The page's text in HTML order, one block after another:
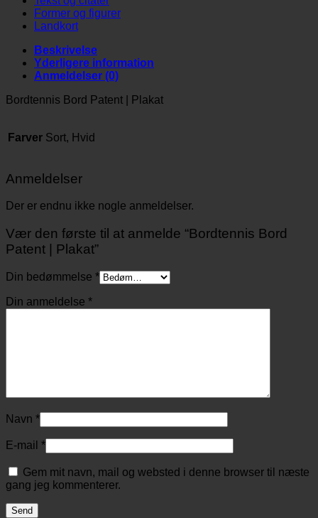
Former og figurer
Landkort
Beskrivelse
Yderligere information
Anmeldelser (0)
Bordtennis Bord Patent | Plakat
Farver Sort, Hvid
Anmeldelser
Der er endnu ikke nogle anmeldelser.
Vær den første til at anmelde “Bordtennis Bord
Patent | Plakat”
Din bedømmelse *
Din anmeldelse *
Navn *
E-mail *
Gem mit navn, mail og websted i denne browser til næste
gang jeg kommenterer.